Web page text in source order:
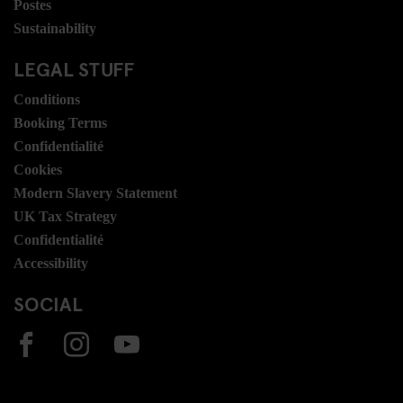
Postes
Sustainability
LEGAL STUFF
Conditions
Booking Terms
Confidentialité
Cookies
Modern Slavery Statement
UK Tax Strategy
Confidentialité
Accessibility
SOCIAL